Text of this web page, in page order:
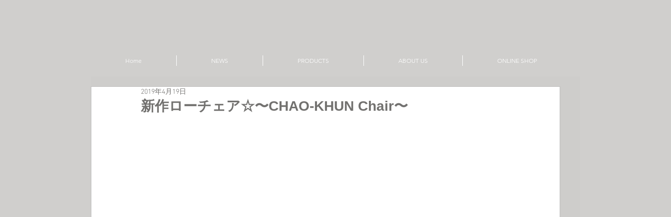
Home NEWS PRODUCTS ABOUT US ONLINE SHOP
新作ローチェア☆〜CHAO-KHUN Chair〜
2019年4月19日